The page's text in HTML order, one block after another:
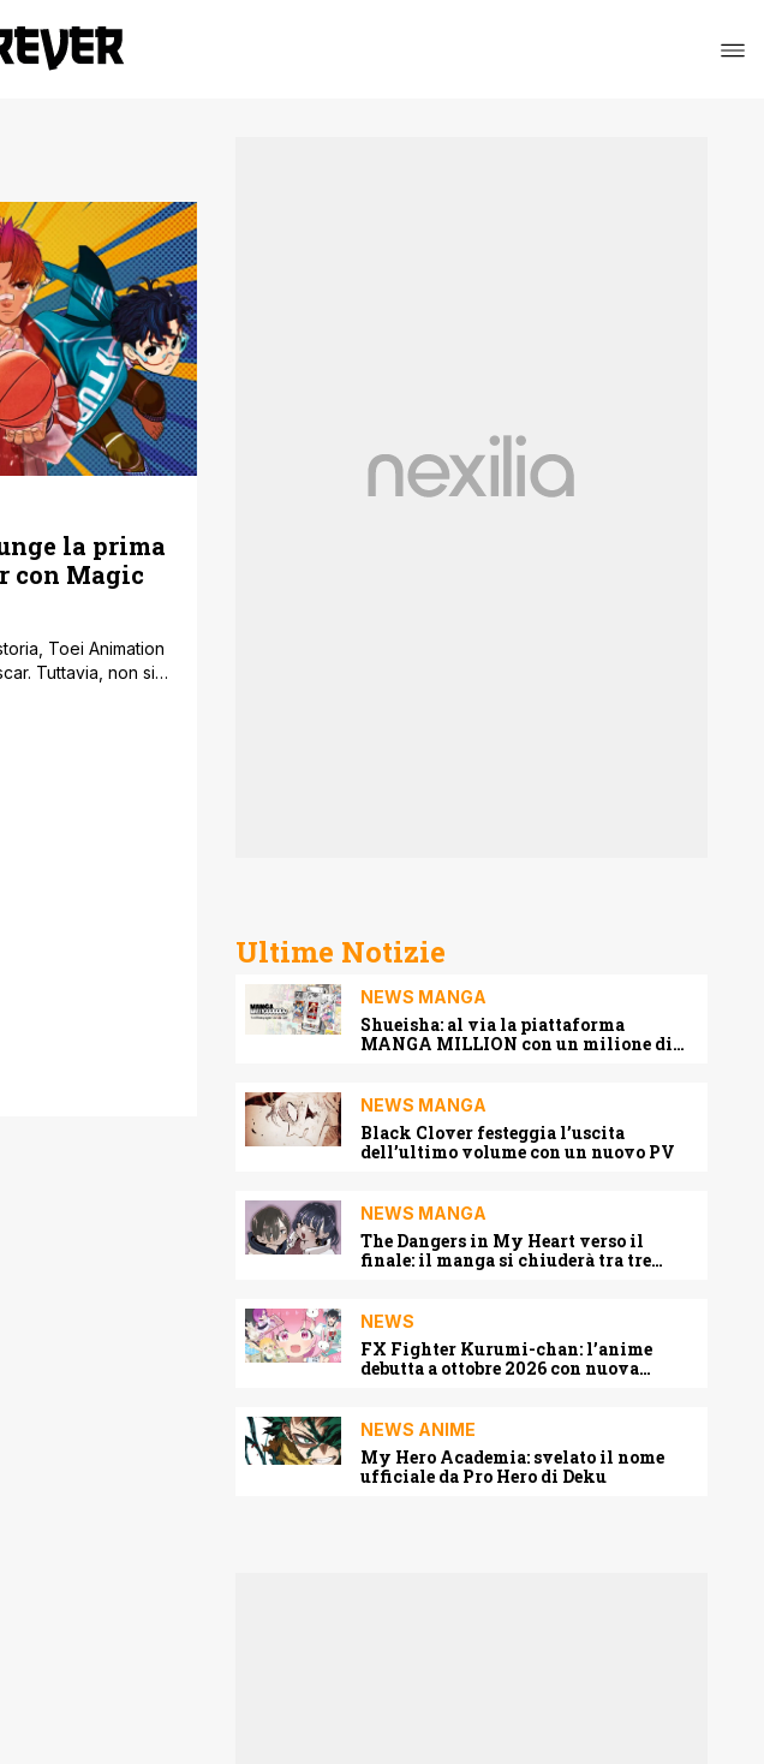
la prima
con Magic
Toei Animation
Tuttavia, non si
Ultime Notizie
NEWS MANGA
Shueisha: al via la piattaforma
MANGA MILLION con un milione di
NEWS MANGA
Black Clover festeggia l’uscita
dell’ultimo volume con un nuovo PV
NEWS MANGA
The Dangers in My Heart verso il
finale: il manga si chiuderà tra tre
NEWS
FX Fighter Kurumi-chan: l’anime
debutta a ottobre 2026 con nuova
NEWS ANIME
My Hero Academia: svelato il nome
ufficiale da Pro Hero di Deku